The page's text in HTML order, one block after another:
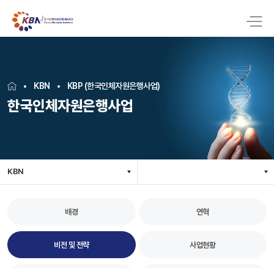
KBN KBP (한국인체자원은행사업)
한국인체자원은행사업
KBN
배경 연혁
비전 및 전략 사업현황